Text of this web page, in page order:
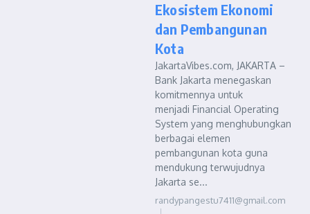
Ekosistem Ekonomi
dan Pembangunan
Kota
JakartaVibes.com, JAKARTA –
Bank Jakarta menegaskan
komitmennya untuk
menjadi Financial Operating
System yang menghubungkan
berbagai elemen
pembangunan kota guna
mendukung terwujudnya
Jakarta se...
randypangestu7411@gmail.com